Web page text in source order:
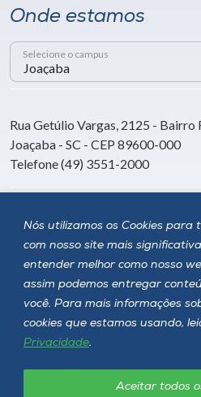
Nós utilizamos os Cookies para
com nosso site mais
entender melhor como nosso
assim podemos entregar
você. Para mais informações
cookies que estamos usando,
Privacidade.
Aceitar todos
Onde estamos
Selecione o campus
Rua Getúlio Vargas, 2125 - Bairro
Joaçaba - SC - CEP 89600-000
Telefone (49) 3551-2000
Siga a Unoesc